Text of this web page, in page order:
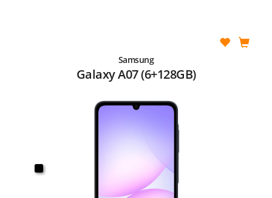
Samsung
Galaxy A07 (6+128GB)